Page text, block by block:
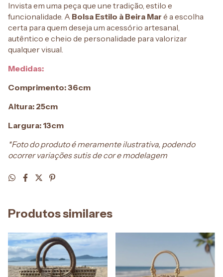
Invista em uma peça que une tradição, estilo e
funcionalidade. A Bolsa Estilo à Beira Mar é a escolha
certa para quem deseja um acessório artesanal,
autêntico e cheio de personalidade para valorizar
qualquer visual.
Medidas:
Comprimento: 36cm
Altura: 25cm
Largura: 13cm
*Foto do produto é meramente ilustrativa, podendo
ocorrer variações sutis de cor e modelagem
Produtos similares